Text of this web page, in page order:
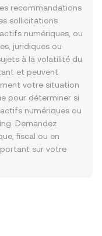
recommandations
sollicitations
numériques, ou
juridiques ou
à la volatilité du
et peuvent
votre situation
pour déterminer si
numériques ou
Demandez
fiscal ou en
sur votre